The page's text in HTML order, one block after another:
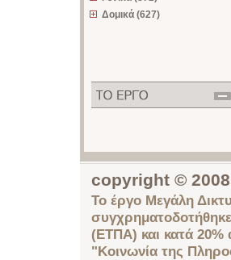
Δομικά (627)
copyright ©
Το έργο Μεγάλη
(ΕΤΠΑ) και κατά 20%
"Κοινωνία της